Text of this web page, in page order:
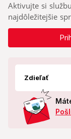
Aktivujte si
najdôležitejšie
Zdieľať